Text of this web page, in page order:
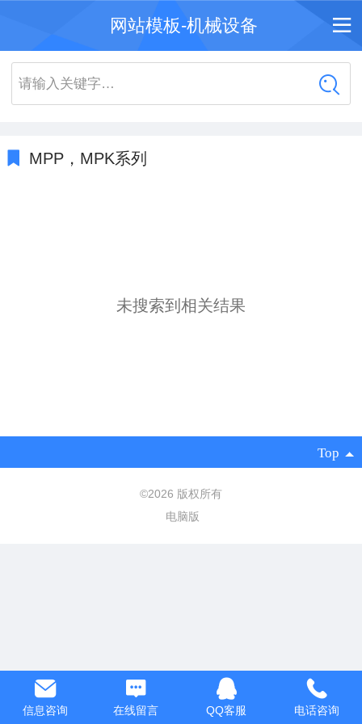
网站模板-机械设备
请输入关键字…
MPP，MPK系列
未搜索到相关结果
Top
©2026 版权所有
电脑版
信息咨询 在线留言 QQ客服 电话咨询